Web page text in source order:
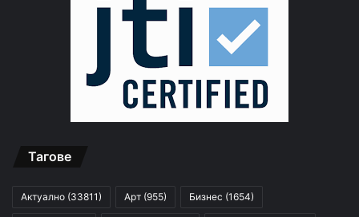
Тагове
Актуално (33811) Арт (955) Бизнес (1654)